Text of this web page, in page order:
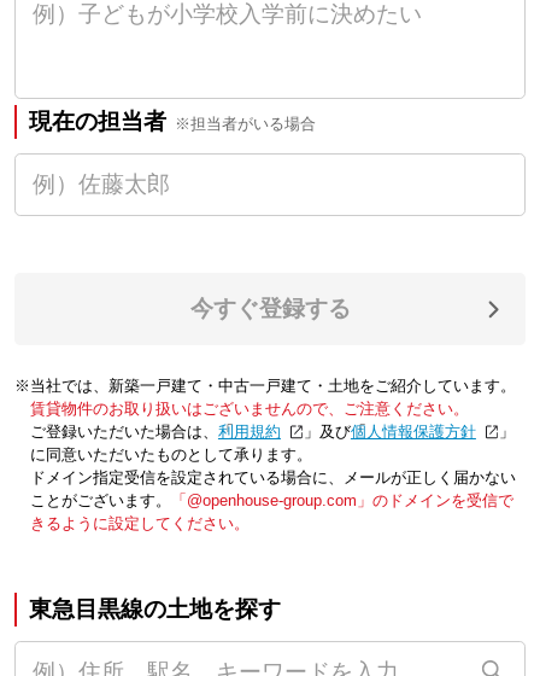
現在の担当者 ※担当者がいる場合
今すぐ登録する
※当社では、新築一戸建て・中古一戸建て・土地をご紹介しています。
賃貸物件のお取り扱いはございませんので、ご注意ください。
ご登録いただいた場合は、「利用規約 」及び「個人情報保護方針
」
に同意いただいたものとして承ります。
ドメイン指定受信を設定されている場合に、メールが正しく届かない
ことがございます。
「@openhouse-group.com」のドメインを受信で
きるように設定してください。
東急目黒線の土地を探す